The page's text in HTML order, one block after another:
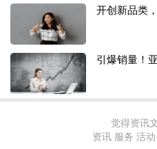
系列，填补了市场空白；
能产品与太阳能充电的结合。
2020年，为深耕市场并覆盖
了家储品牌Geneverse。
图源：品
开创新品类
引爆销量！
觉得资讯
资讯 服务 活